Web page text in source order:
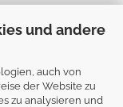
und andere
auch von
der Website zu
zu analysieren und